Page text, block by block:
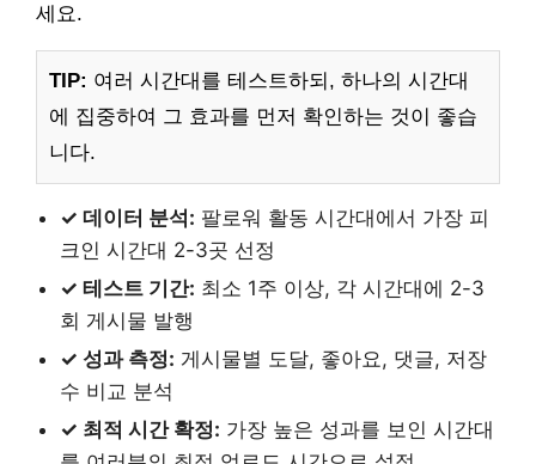
세요.
TIP: 여러 시간대를 테스트하되, 하나의 시간대
에 집중하여 그 효과를 먼저 확인하는 것이 좋습
니다.
✓ 데이터 분석: 팔로워 활동 시간대에서 가장 피
크인 시간대 2-3곳 선정
✓ 테스트 기간: 최소 1주 이상, 각 시간대에 2-3
회 게시물 발행
✓ 성과 측정: 게시물별 도달, 좋아요, 댓글, 저장
수 비교 분석
✓ 최적 시간 확정: 가장 높은 성과를 보인 시간대